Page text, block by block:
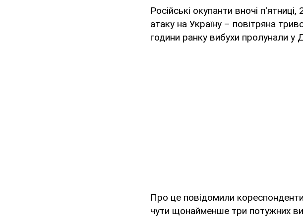
Російські окупанти вночі
атаку на Україну – повітряна
години ранку вибухи пролунали у
Про це повідомили кореспонденти
чути щонайменше три потужних